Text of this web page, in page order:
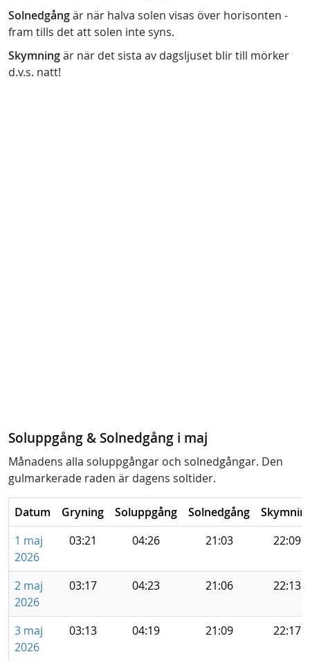
Solnedgångär när halva solen visas över horisonten -
fram tills det att solen inte syns.
Skymningär när det sista av dagsljuset blir till mörker
d.v.s. natt!
Soluppgång & Solnedgång i maj
Månadens alla soluppgångar och solnedgångar. Den
gulmarkerade raden är dagens soltider.
Datum Gryning Soluppgång Solnedgång
1 maj
2026
03:21 04:26 21:03 22:09
2 maj
2026
03:17 04:23 21:06 22:13
3 maj
2026
03:13 04:19 21:09 22:17